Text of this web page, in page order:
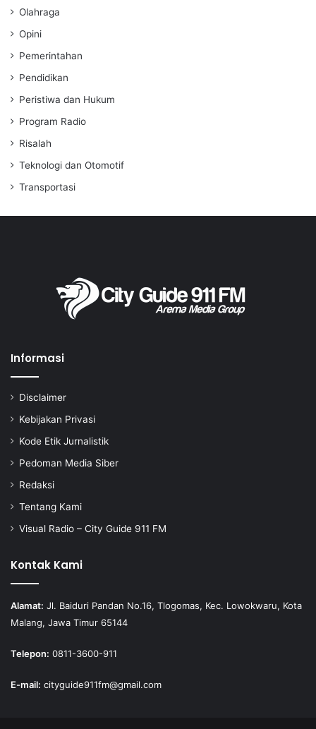
Olahraga
Opini
Pemerintahan
Pendidikan
Peristiwa dan Hukum
Program Radio
Risalah
Teknologi dan Otomotif
Transportasi
Informasi
Disclaimer
Kebijakan Privasi
Kode Etik Jurnalistik
Pedoman Media Siber
Redaksi
Tentang Kami
Visual Radio – City Guide 911 FM
Kontak Kami
Alamat: Jl. Baiduri Pandan No.16, Tlogomas, Kec. Lowokwaru, Kota
Malang, Jawa Timur 65144
Telepon: 0811-3600-911
E-mail: cityguide911fm@gmail.com